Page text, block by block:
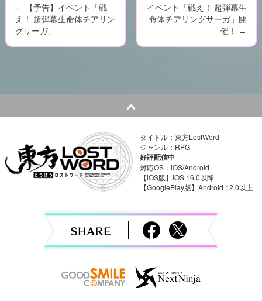
P
o
t
n
v
←
【予告】イベント「戦
え！ 超弾幕生命体チアリン
グサーガ」
イベント「戦え！ 超弾幕生
命体チアリングサーガ」開
催！
→
タイトル：東方LostWord
ジャンル：RPG
好評配信中
対応OS：iOS/Android
【iOS版】iOS 16.0以降
【GooglePlay版】Android 12.0以上